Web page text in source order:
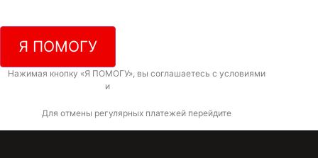
Я ПОМОГУ
Нажимая кнопку «Я ПОМОГУ», вы соглашаетесь с условиями
и
Для отмены регулярных платежей перейдите